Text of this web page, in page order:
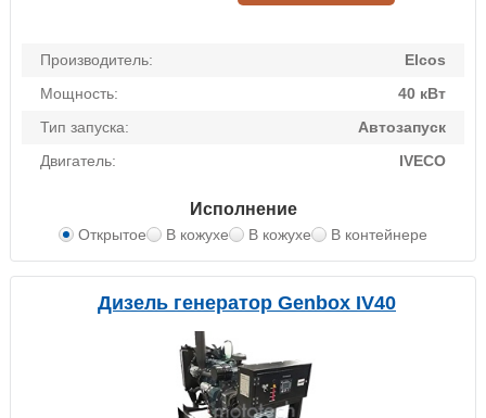
Производитель:
Elcos
Мощность:
40 кВт
Тип запуска:
Автозапуск
Двигатель:
IVECO
Исполнение
Открытое В кожухе В кожухе В контейнере
Дизель генератор Genbox IV40